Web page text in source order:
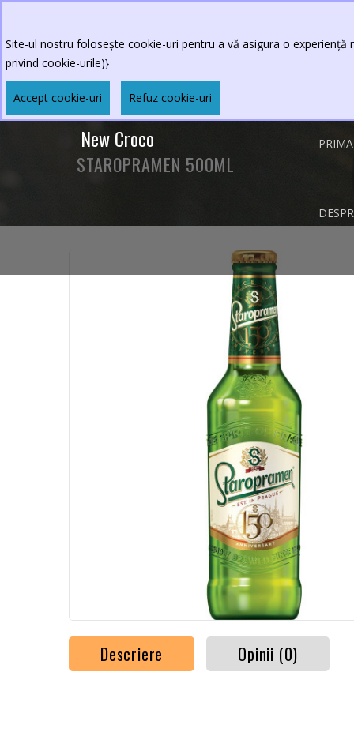
Site-ul nostru folosește cookie-uri pentru a vă asigura o
privind cookie-urile)}
Accept cookie-uri Refuz cookie-uri
New Croco
STAROPRAMEN 500ML
Descriere Opinii (0)